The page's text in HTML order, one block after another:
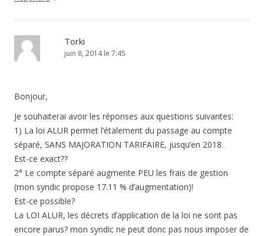
Torki
juin 8, 2014 le 7:45
Bonjour,
Je souhaiterai avoir les réponses aux questions suivantes:
1) La loi ALUR permet l’étalement du passage au compte
séparé, SANS MAJORATION TARIFAIRE, jusqu’en 2018.
Est-ce exact??
2° Le compte séparé augmente PEU les frais de gestion
(mon syndic propose 17.11 % d’augmentation)!
Est-ce possible?
La LOI ALUR, les décrets d’application de la loi ne sont pas
encore parus? mon syndic ne peut donc pas nous imposer de